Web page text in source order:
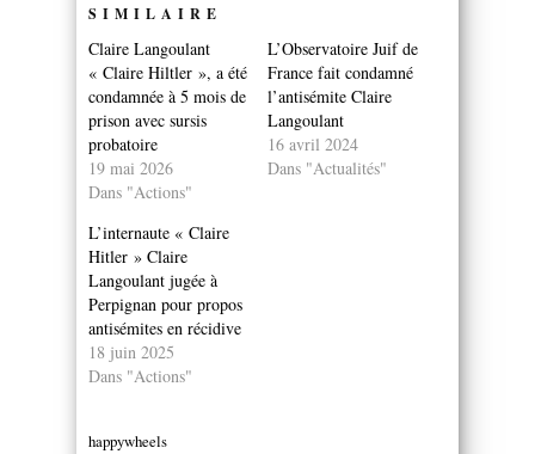
SIMILAIRE
Claire Langoulant
« Claire Hiltler », a été
condamnée à 5 mois de
prison avec sursis
probatoire
19 mai 2026
Dans "Actions"
L’Observatoire Juif de
France fait condamné
l’antisémite Claire
Langoulant
16 avril 2024
Dans "Actualités"
L’internaute « Claire
Hitler » Claire
Langoulant jugée à
Perpignan pour propos
antisémites en récidive
18 juin 2025
Dans "Actions"
happywheels